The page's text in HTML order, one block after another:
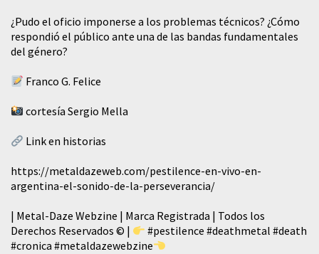
¿Pudo el oficio imponerse a los problemas técnicos? ¿Cómo
respondió el público ante una de las bandas fundamentales
del género?
Franco G. Felice
cortesía Sergio Mella
Link en historias
https://metaldazeweb.com/pestilence-en-vivo-en-
argentina-el-sonido-de-la-perseverancia/
| Metal-Daze Webzine | Marca Registrada | Todos los
Derechos Reservados © |
#pestilence #deathmetal #death
#cronica #metaldazewebzine